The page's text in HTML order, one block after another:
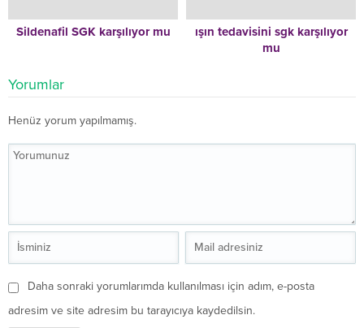
Sildenafil SGK karşılıyor mu
ışın tedavisini sgk karşılıyor
mu
Yorumlar
Henüz yorum yapılmamış.
Daha sonraki yorumlarımda kullanılması için adım, e-posta
adresim ve site adresim bu tarayıcıya kaydedilsin.